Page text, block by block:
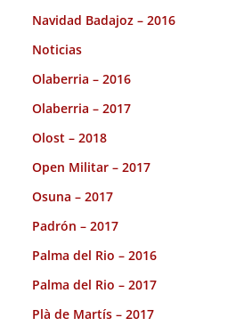
Navidad Badajoz – 2016
Noticias
Olaberria – 2016
Olaberria – 2017
Olost – 2018
Open Militar – 2017
Osuna – 2017
Padrón – 2017
Palma del Rio – 2016
Palma del Rio – 2017
Plà de Martís – 2017